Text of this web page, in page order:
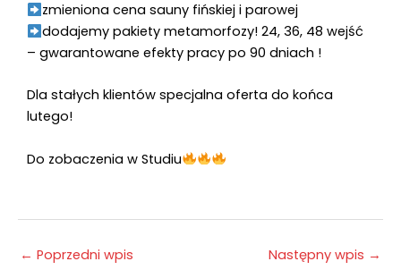
zmieniona cena sauny fińskiej i parowej
dodajemy pakiety metamorfozy! 24, 36, 48 wejść
– gwarantowane efekty pracy po 90 dniach !
Dla stałych klientów specjalna oferta do końca
lutego!
Do zobaczenia w Studiu
← Poprzedni wpis Następny wpis →